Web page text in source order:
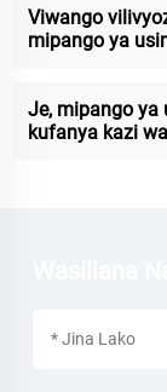
Viwango
mipango ya
Je, mipango ya
kufanya kazi